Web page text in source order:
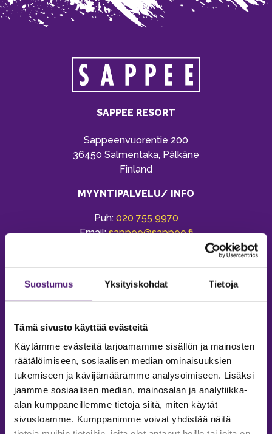
Suostumus Yksityiskohdat Tietoja
Tämä sivusto käyttää evästeitä
Käytämme evästeitä tarjoamamme sisällön ja mainosten
räätälöimiseen, sosiaalisen median ominaisuuksien
tukemiseen ja kävijämäärämme analysoimiseen. Lisäksi
jaamme sosiaalisen median, mainosalan ja analytiikka-
alan kumppaneillemme tietoja siitä, miten käytät
sivustoamme. Kumppanimme voivat yhdistää näitä
SAPPEE RESORT
Sappeenvuorentie 200
36450 Salmentaka, Pälkäne
Finland
MYYNTIPALVELU/ INFO
Puh: 020 755 9970
Email:sappee@sappee.fi